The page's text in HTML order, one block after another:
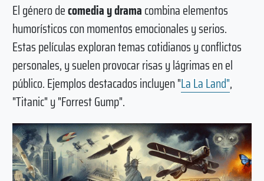
El género decomedia y dramacombina elementos
humorísticos con momentos emocionales y serios.
Estas películas exploran temas cotidianos y conflictos
personales, y suelen provocar risas y lágrimas en el
público. Ejemplos destacados incluyen "La La Land",
"Titanic" y "Forrest Gump".